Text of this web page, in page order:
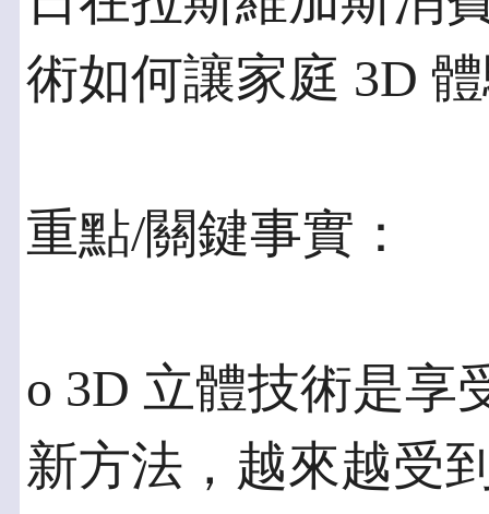
術如何讓家庭 3D
重點/關鍵事實：
o 3D 立體技術是享
新方法，越來越受